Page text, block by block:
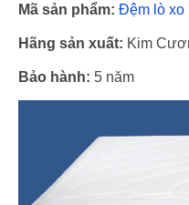
Mã sản phẩm: Đệm lò xo
Hãng sản xuất: Kim
Bảo hành: 5 năm